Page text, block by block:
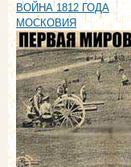
ВОЙНА 1812 ГОДА
МОСКОВИЯ